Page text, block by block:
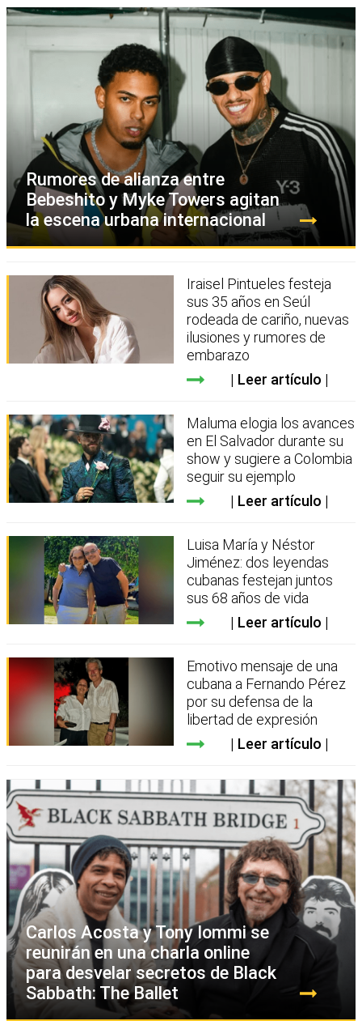
Rumores de alianza entre
Bebeshito y Myke Towers agitan
la escena urbana internacional
Iraisel Pintueles festeja
sus 35 años en Seúl
rodeada de cariño, nuevas
ilusiones y rumores de
embarazo
Leer artículo
Maluma elogia los avances
en El Salvador durante su
show y sugiere a Colombia
seguir su ejemplo
Leer artículo
Luisa María y Néstor
Jiménez: dos leyendas
cubanas festejan juntos
sus 68 años de vida
Leer artículo
Emotivo mensaje de una
cubana a Fernando Pérez
por su defensa de la
libertad de expresión
Leer artículo
Carlos Acosta y Tony Iommi se
reunirán en una charla online
para desvelar secretos de Black
Sabbath: The Ballet